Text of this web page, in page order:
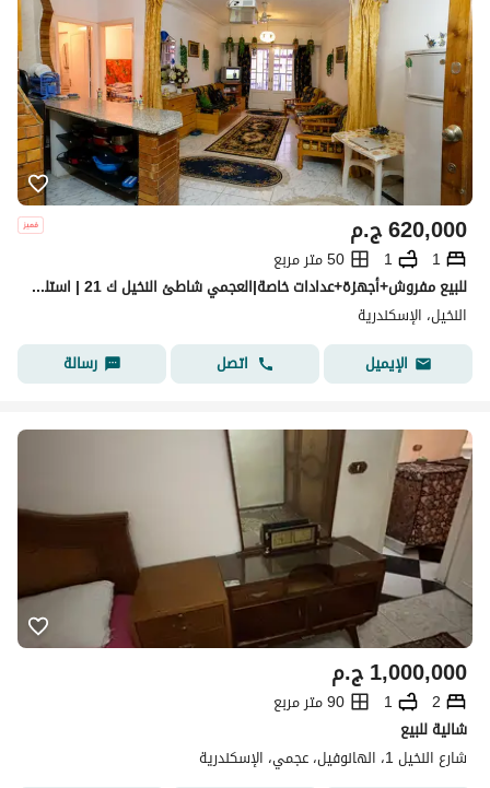
ج.م620,000
1
1
50 متر مربع
للبيع مفروش+أجهزة+عدادات خاصة|العجمي شاطئ النخيل ك 21 | استلم واسكن
النخيل، الإسكندرية
الإيميل
اتصل رسالة
ج.م1,000,000
2
1
90 متر مربع
شالية للبيع
شارع النخيل 1، الهانوفيل، عجمي، الإسكندرية